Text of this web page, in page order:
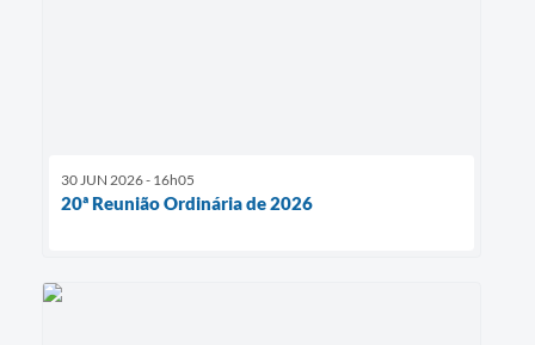
30 JUN 2026 - 16h05
20ª Reunião Ordinária de 2026